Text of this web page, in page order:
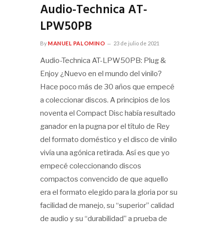
Audio-Technica AT-
LPW50PB
ByMANUEL PALOMINO 23 de julio de 2021
Audio-Technica AT-LPW50PB: Plug &
Enjoy ¿Nuevo en el mundo del vinilo?
Hace poco más de 30 años que empecé
a coleccionar discos. A principios de los
noventa el Compact Disc había resultado
ganador en la pugna por el título de Rey
del formato doméstico y el disco de vinilo
vivía una agónica retirada. Así es que yo
empecé coleccionando discos
compactos convencido de que aquello
era el formato elegido para la gloria por su
facilidad de manejo, su “superior” calidad
de audio y su “durabilidad” a prueba de